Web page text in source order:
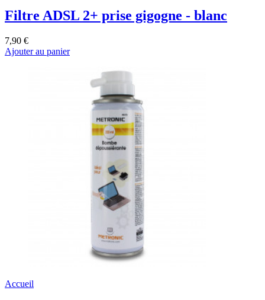
Filtre ADSL 2+ prise gigogne - blanc
7,90 €
Ajouter au panier
Accueil